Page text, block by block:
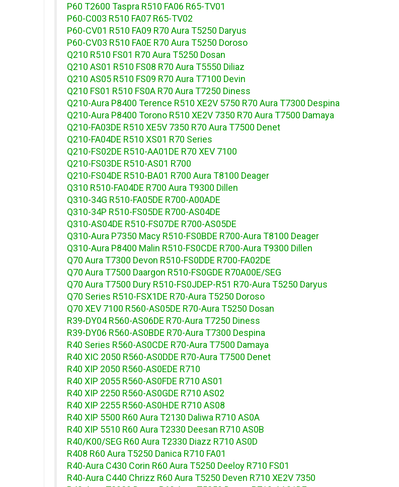
P60 T2600 Taspra R510 FA06 R65-TV01
P60-C003 R510 FA07 R65-TV02
P60-CV01 R510 FA09 R70 Aura T5250 Daryus
P60-CV03 R510 FA0E R70 Aura T5250 Doroso
Q210 R510 FS01 R70 Aura T5250 Dosan
Q210 AS01 R510 FS08 R70 Aura T5550 Diliaz
Q210 AS05 R510 FS09 R70 Aura T7100 Devin
Q210 FS01 R510 FS0A R70 Aura T7250 Diness
Q210-Aura P8400 Terence R510 XE2V 5750 R70 Aura T7300 Despina
Q210-Aura P8400 Torono R510 XE2V 7350 R70 Aura T7500 Damaya
Q210-FA03DE R510 XE5V 7350 R70 Aura T7500 Denet
Q210-FA04DE R510 XS01 R70 Series
Q210-FS02DE R510-AA01DE R70 XEV 7100
Q210-FS03DE R510-AS01 R700
Q210-FS04DE R510-BA01 R700 Aura T8100 Deager
Q310 R510-FA04DE R700 Aura T9300 Dillen
Q310-34G R510-FA05DE R700-A00ADE
Q310-34P R510-FS05DE R700-AS04DE
Q310-AS04DE R510-FS07DE R700-AS05DE
Q310-Aura P7350 Macy R510-FS0BDE R700-Aura T8100 Deager
Q310-Aura P8400 Malin R510-FS0CDE R700-Aura T9300 Dillen
Q70 Aura T7300 Devon R510-FS0DDE R700-FA02DE
Q70 Aura T7500 Daargon R510-FS0GDE R70A00E/SEG
Q70 Aura T7500 Dury R510-FS0JDEP-R51 R70-Aura T5250 Daryus
Q70 Series R510-FSX1DE R70-Aura T5250 Doroso
Q70 XEV 7100 R560-AS05DE R70-Aura T5250 Dosan
R39-DY04 R560-AS06DE R70-Aura T7250 Diness
R39-DY06 R560-AS0BDE R70-Aura T7300 Despina
R40 Series R560-AS0CDE R70-Aura T7500 Damaya
R40 XIC 2050 R560-AS0DDE R70-Aura T7500 Denet
R40 XIP 2050 R560-AS0EDE R710
R40 XIP 2055 R560-AS0FDE R710 AS01
R40 XIP 2250 R560-AS0GDE R710 AS02
R40 XIP 2255 R560-AS0HDE R710 AS08
R40 XIP 5500 R60 Aura T2130 Daliwa R710 AS0A
R40 XIP 5510 R60 Aura T2330 Deesan R710 AS0B
R40/K00/SEG R60 Aura T2330 Diazz R710 AS0D
R408 R60 Aura T5250 Danica R710 FA01
R40-Aura C430 Corin R60 Aura T5250 Deeloy R710 FS01
R40-Aura C440 Chrizz R60 Aura T5250 Deven R710 XE2V 7350